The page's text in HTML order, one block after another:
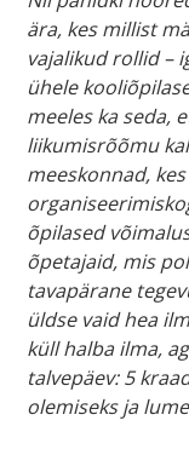
ära, kes millist
vajalikud rollid –
ühele
meeles ka seda,
liikumisrõõmu
meeskonnad,
õpilased
õpetajaid, mis
tavapärane
üldse vaid hea
küll halba ilma,
talvepäev: 5
olemiseks ja